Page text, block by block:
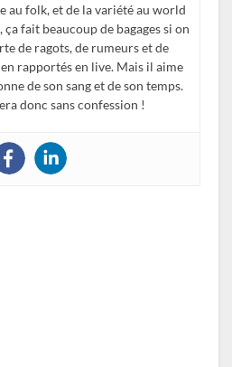
au folk, et de la variété au world
fait beaucoup de bagages si on
de ragots, de rumeurs et de
rapportés en live. Mais il aime
de son sang et de son temps.
donc sans confession !